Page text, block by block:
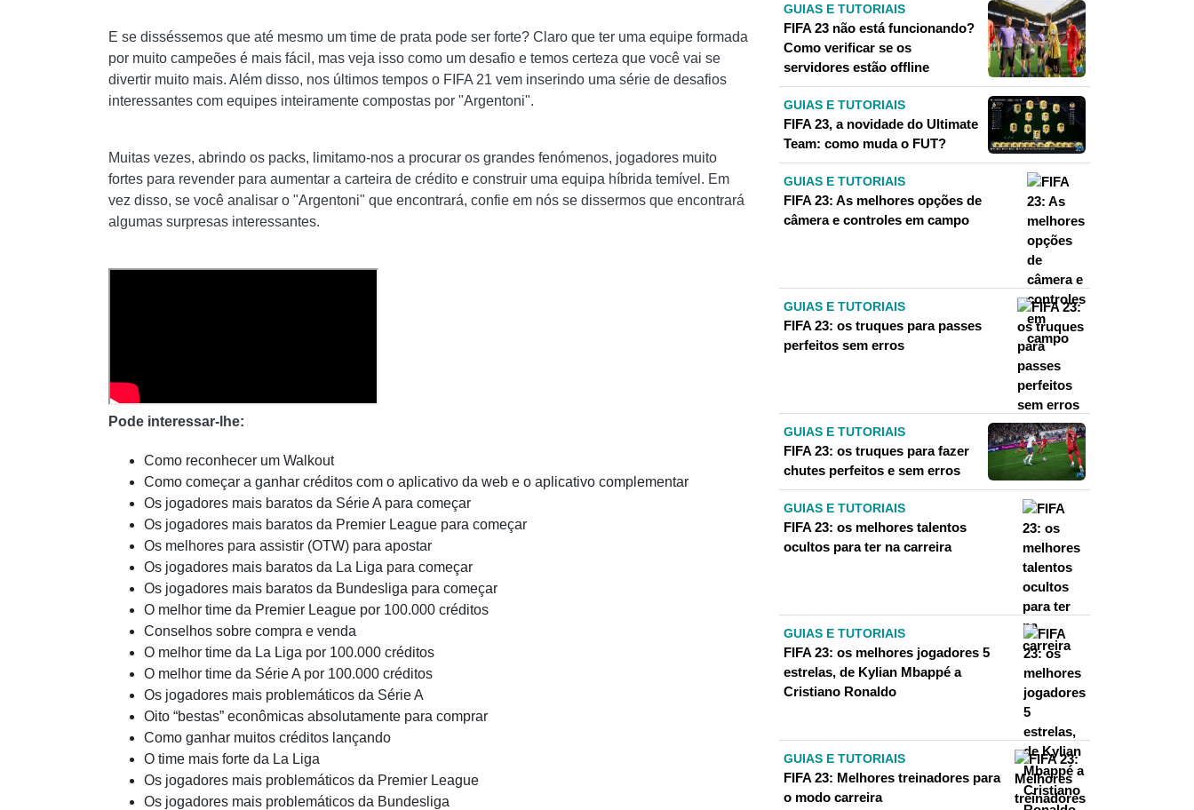
E se disséssemos que até mesmo um time de prata pode ser forte? Claro que ter uma equipe formada
por muito campeões é mais fácil, mas veja isso como um desafio e temos certeza que você vai se
divertir muito mais. Além disso, nos últimos tempos o FIFA 21 vem inserindo uma série de desafios
interessantes com equipes inteiramente compostas por "Argentoni".
Muitas vezes, abrindo os packs, limitamo-nos a procurar os grandes fenómenos, jogadores muito
fortes para revender para aumentar a carteira de crédito e construir uma equipa híbrida temível. Em
vez disso, se você analisar o "Argentoni" que encontrará, confie em nós se dissermos que encontrará
algumas surpresas interessantes.
Pode interessar-lhe:
Como reconhecer um Walkout
Como começar a ganhar créditos com o aplicativo da web e o aplicativo complementar
Os jogadores mais baratos da Série A para começar
Os jogadores mais baratos da Premier League para começar
Os melhores para assistir (OTW) para apostar
Os jogadores mais baratos da La Liga para começar
Os jogadores mais baratos da Bundesliga para começar
O melhor time da Premier League por 100.000 créditos
Conselhos sobre compra e venda
O melhor time da La Liga por 100.000 créditos
O melhor time da Série A por 100.000 créditos
Os jogadores mais problemáticos da Série A
Oito “bestas” econômicas absolutamente para comprar
Como ganhar muitos créditos lançando
O time mais forte da La Liga
Os jogadores mais problemáticos da Premier League
Os jogadores mais problemáticos da Bundesliga
GUIAS E TUTORIAIS
FIFA 23 não está funcionando?
Como verificar se os
servidores estão offline
GUIAS E TUTORIAIS
FIFA 23, a novidade do Ultimate
Team: como muda o FUT?
GUIAS E TUTORIAIS
FIFA 23: As melhores opções de
câmera e controles em campo
GUIAS E TUTORIAIS
FIFA 23: os truques para passes
perfeitos sem erros
GUIAS E TUTORIAIS
FIFA 23: os truques para fazer
chutes perfeitos e sem erros
GUIAS E TUTORIAIS
FIFA 23: os melhores talentos
ocultos para ter na carreira
GUIAS E TUTORIAIS
FIFA 23: os melhores jogadores 5
estrelas, de Kylian Mbappé a
Cristiano Ronaldo
GUIAS E TUTORIAIS
FIFA 23: Melhores treinadores para
o modo carreira